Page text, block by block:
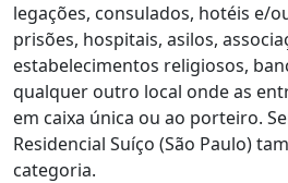
legações, consulados, hotéis e/
prisões, hospitais, asilos,
estabelecimentos religiosos,
qualquer outro local onde as
em caixa única ou ao porteiro.
Residencial Suíço (São Paulo)
categoria.